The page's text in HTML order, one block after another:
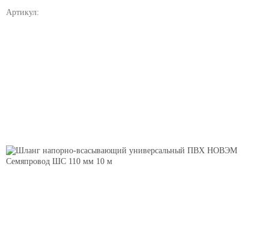
Артикул: